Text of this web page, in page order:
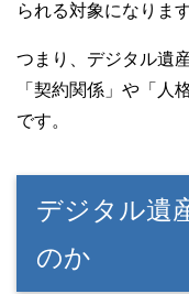
られる対象になります
つまり、デジタル遺
「契約関係」や「人
です。
デジタル遺
のか